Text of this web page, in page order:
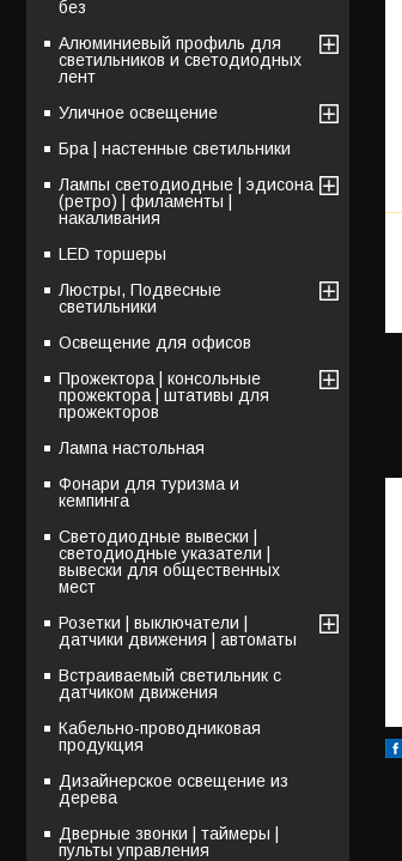
без
Алюминиевый профиль для
светильников и светодиодных
лент
Уличное освещение
Бра | настенные светильники
Лампы светодиодные | эдисона
(ретро) | филаменты |
накаливания
LED торшеры
Люстры, Подвесные
светильники
Освещение для офисов
Прожектора | консольные
прожектора | штативы для
прожекторов
Лампа настольная
Фонари для туризма и
кемпинга
Светодиодные вывески |
светодиодные указатели |
вывески для общественных
мест
Розетки | выключатели |
датчики движения | автоматы
Встраиваемый светильник с
датчиком движения
Кабельно-проводниковая
продукция
Дизайнерское освещение из
дерева
Дверные звонки | таймеры |
пульты управления